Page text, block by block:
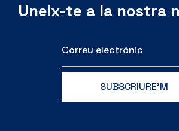
Uneix-te a la nostra